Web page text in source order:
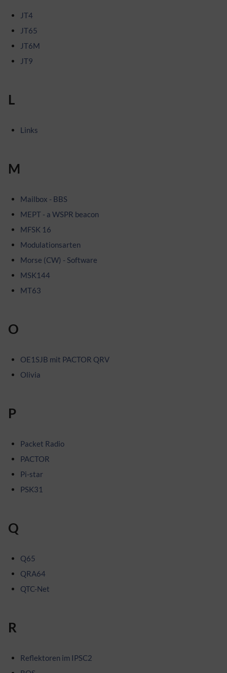
JT4
JT65
JT6M
JT9
L
Links
M
Mailbox - BBS
MEPT - a WSPR beacon
MFSK 16
Modulationsarten
Morse (CW) - Software
MSK144
MT63
O
OE1SJB mit PACTOR QRV
Olivia
P
Packet Radio
PACTOR
Pi-star
PSK31
Q
Q65
QRA64
QTC-Net
R
Reflektoren im IPSC2